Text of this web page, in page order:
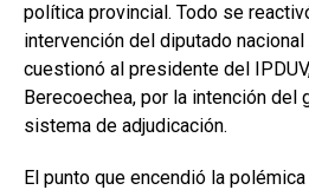
política provincial. Todo se
intervención del diputado
cuestionó al presidente del
Berecoechea, por la intención del
sistema de adjudicación.
El punto que encendió la